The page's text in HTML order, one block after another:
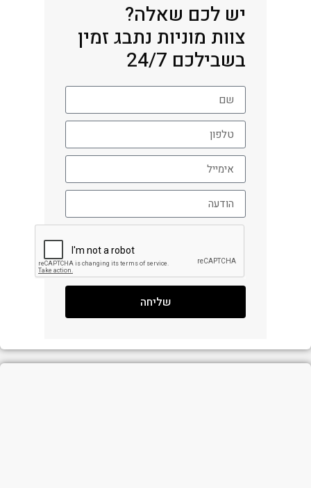
יש לכם שאלה?
צוות מוניות נתבג זמין
בשבילכם 24/7
שליחה